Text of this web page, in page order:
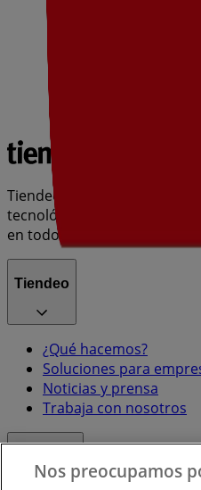
Tiendeo forma parte de
tecnológica que está
en todo el mundo.
Tiendeo
¿Qué hacemos?
Soluciones para
Noticias y prensa
Trabaja con nosotros
Nos preocupamos